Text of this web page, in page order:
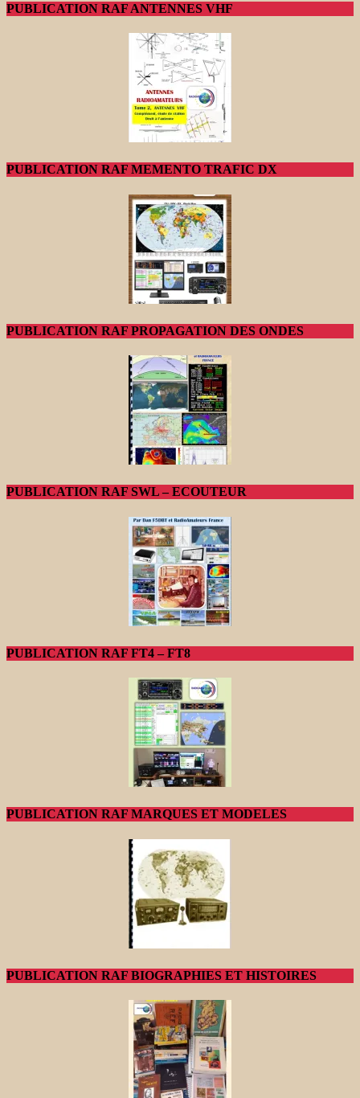
PUBLICATION RAF ANTENNES VHF
PUBLICATION RAF MEMENTO TRAFIC DX
PUBLICATION RAF PROPAGATION DES ONDES
PUBLICATION RAF SWL – ECOUTEUR
PUBLICATION RAF FT4 – FT8
PUBLICATION RAF MARQUES ET MODELES
PUBLICATION RAF BIOGRAPHIES ET HISTOIRES